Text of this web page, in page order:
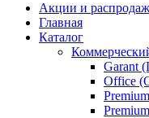
Акции и
Главная
Каталог
Garant
Office